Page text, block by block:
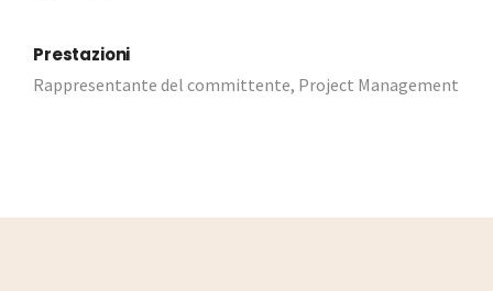
Prestazioni
Rappresentante del committente, Project Management